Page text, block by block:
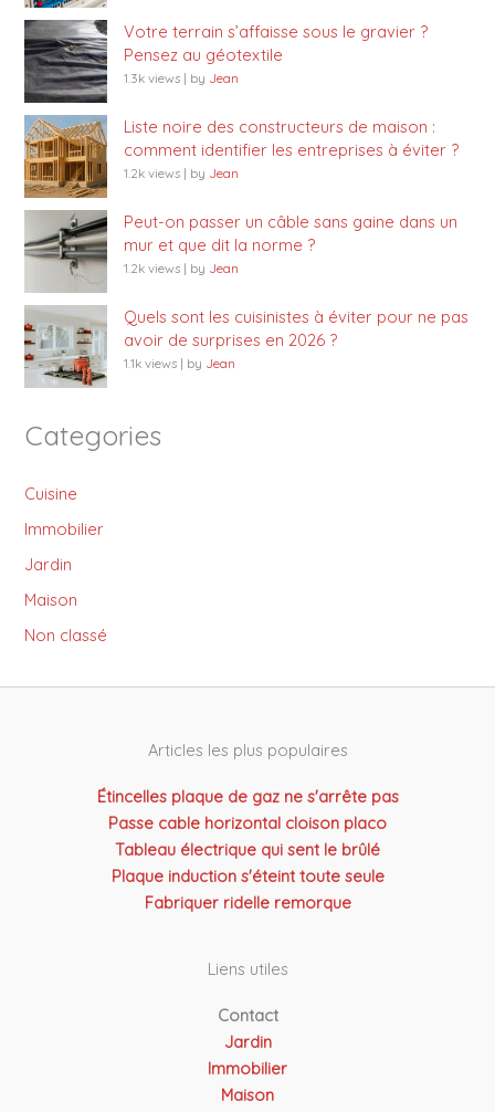
Votre terrain s’affaisse sous le gravier ?
Pensez au géotextile
1.3k views | by Jean
Liste noire des constructeurs de maison :
comment identifier les entreprises à éviter ?
1.2k views | by Jean
Peut-on passer un câble sans gaine dans un
mur et que dit la norme ?
1.2k views | by Jean
Quels sont les cuisinistes à éviter pour ne pas
avoir de surprises en 2026 ?
1.1k views | by Jean
Categories
Cuisine
Immobilier
Jardin
Maison
Non classé
Articles les plus populaires
Étincelles plaque de gaz ne s'arrête pas
Passe cable horizontal cloison placo
Tableau électrique qui sent le brûlé
Plaque induction s'éteint toute seule
Fabriquer ridelle remorque
Liens utiles
Contact
Jardin
Immobilier
Maison